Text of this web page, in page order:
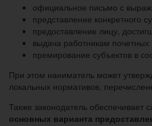
официальное письмо с
представление конкретного
предоставление лицу,
выдача работникам почетных
премирование субъектов в
При этом наниматель может
локальных нормативов,
Также законодатель
основных варианта